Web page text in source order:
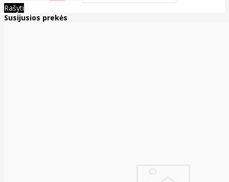
Rašyti
Susijusios prekės